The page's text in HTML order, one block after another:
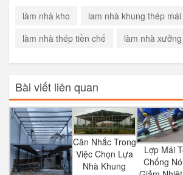
làm nhà kho
lam nhà khung thép mái
làm nhà thép tiền chế
làm nhà xưởng
Bài viết liên quan
Cân Nhắc Trong
Việc Chọn Lựa
Nhà Khung
Lợp Mái
Chống